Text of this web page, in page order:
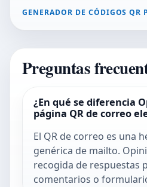
GENERADOR DE CÓDIGOS QR
Preguntas
¿En qué se diferencia
página QR de correo
El QR de correo es una
genérica de mailto.
recogida de respuestas
comentarios o